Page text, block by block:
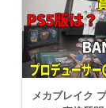
メカブレイク